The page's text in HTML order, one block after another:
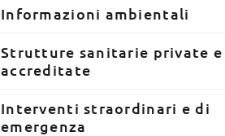
Informazioni ambientali
Strutture sanitarie private e
accreditate
Interventi straordinari e di
emergenza